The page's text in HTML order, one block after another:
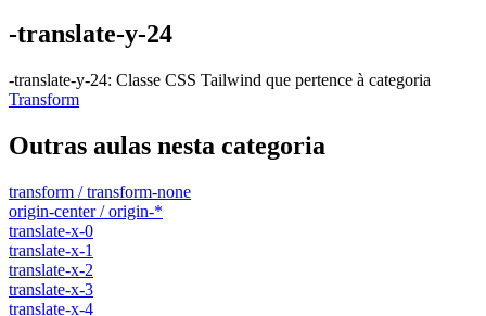
-translate-y-24
-translate-y-24: Classe CSS Tailwind que pertence à categoria
Transform
Outras aulas nesta categoria
transform / transform-none
origin-center / origin-*
translate-x-0
translate-x-1
translate-x-2
translate-x-3
translate-x-4